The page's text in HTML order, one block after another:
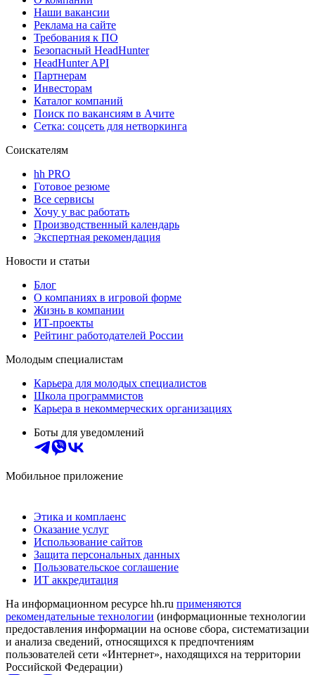
Наши вакансии
Реклама на сайте
Требования к ПО
Безопасный HeadHunter
HeadHunter API
Партнерам
Инвесторам
Каталог компаний
Поиск по вакансиям в Ачите
Сетка: соцсеть для нетворкинга
Соискателям
hh PRO
Готовое резюме
Все сервисы
Хочу у вас работать
Производственный календарь
Экспертная рекомендация
Новости и статьи
Блог
О компаниях в игровой форме
Жизнь в компании
ИТ-проекты
Рейтинг работодателей России
Молодым специалистам
Карьера для молодых специалистов
Школа программистов
Карьера в некоммерческих организациях
Боты для уведомлений
Мобильное приложение
Этика и комплаенс
Оказание услуг
Использование сайтов
Защита персональных данных
Пользовательское соглашение
ИТ аккредитация
На информационном ресурсе hh.ru применяются
рекомендательные технологии (информационные технологии
предоставления информации на основе сбора, систематизации
и анализа сведений, относящихся к предпочтениям
пользователей сети «Интернет», находящихся на территории
Российской Федерации)